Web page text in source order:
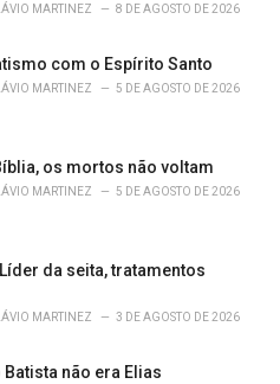
MARTINEZ 8 DE AGOSTO DE 2026
com o Espírito Santo
MARTINEZ 5 DE AGOSTO DE 2026
os mortos não voltam
MARTINEZ 5 DE AGOSTO DE 2026
da seita, tratamentos
MARTINEZ 3 DE AGOSTO DE 2026
Batista não era Elias